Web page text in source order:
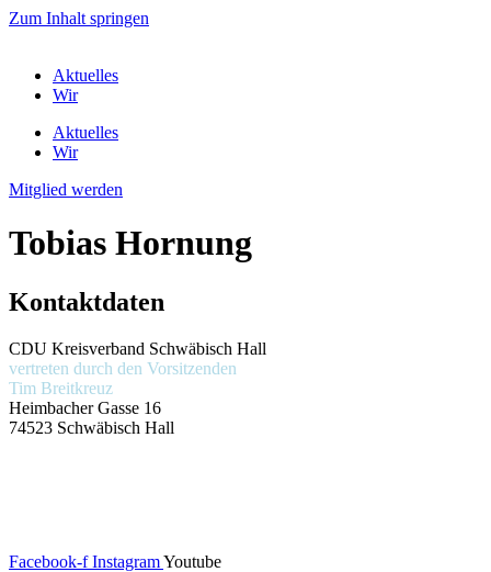
Zum Inhalt springen
Aktuelles
Wir
Aktuelles
Wir
Mitglied werden
Tobias Hornung
Kontaktdaten
CDU Kreisverband Schwäbisch Hall
vertreten durch den Vorsitzenden
Tim Breitkreuz
Heimbacher Gasse 16
74523 Schwäbisch Hall
Facebook-f InstagramYoutube